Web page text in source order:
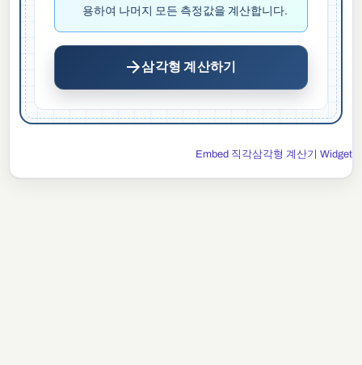
용하여 나머지 모든 측정값을 계산합니다.
삼각형 계산하기
Embed 직각삼각형 계산기 Widget